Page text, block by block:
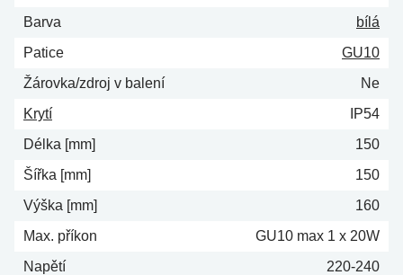
Barva
bílá
Patice
GU10
Žárovka/zdroj v balení
Ne
Krytí
IP54
Délka [mm]
150
Šířka [mm]
150
Výška [mm]
160
Max. příkon
GU10 max 1 x 20W
Napětí
220-240